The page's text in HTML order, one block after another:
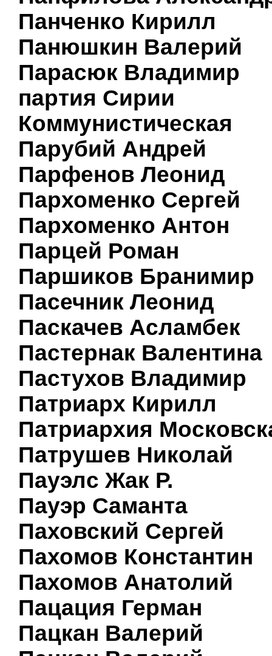
Панченко Кирилл
Панюшкин Валерий
Парасюк Владимир
партия Сирии
Коммунистическая
Парубий Андрей
Парфенов Леонид
Пархоменко Сергей
Пархоменко Антон
Парцей Роман
Паршиков Бранимир
Пасечник Леонид
Паскачев Асламбек
Пастернак Валентина
Пастухов Владимир
Патриарх Кирилл
Патриархия
Патрушев Николай
Пауэлс Жак Р.
Пауэр Саманта
Паховский Сергей
Пахомов Константин
Пахомов Анатолий
Пацация Герман
Пацкан Валерий